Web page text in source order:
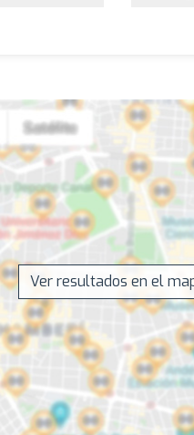
Ver resultados en el